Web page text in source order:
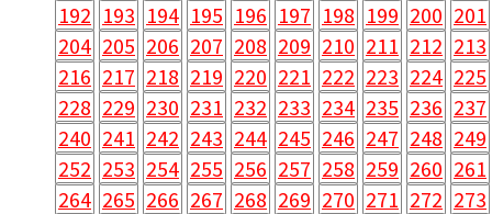
192 193 194 195 196 197 198 199 200 201
204 205 206 207 208 209 210 211 212 213
216 217 218 219 220 221 222 223 224 225
228 229 230 231 232 233 234 235 236 237
240 241 242 243 244 245 246 247 248 249
252 253 254 255 256 257 258 259 260 261
264 265 266 267 268 269 270 271 272 273